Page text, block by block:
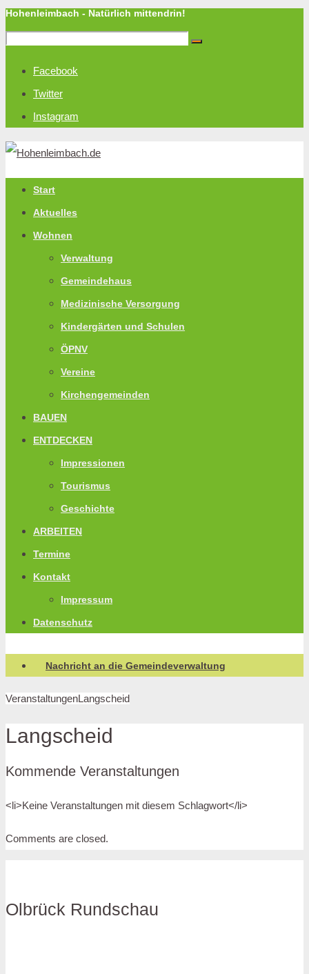
Hohenleimbach - Natürlich mittendrin!
Facebook
Twitter
Instagram
Start
Aktuelles
Wohnen
Verwaltung
Gemeindehaus
Medizinische Versorgung
Kindergärten und Schulen
ÖPNV
Vereine
Kirchengemeinden
BAUEN
ENTDECKEN
Impressionen
Tourismus
Geschichte
ARBEITEN
Termine
Kontakt
Impressum
Datenschutz
Nachricht an die Gemeindeverwaltung
VeranstaltungenLangscheid
Langscheid
Kommende Veranstaltungen
<li>Keine Veranstaltungen mit diesem Schlagwort</li>
Comments are closed.
Olbrück Rundschau